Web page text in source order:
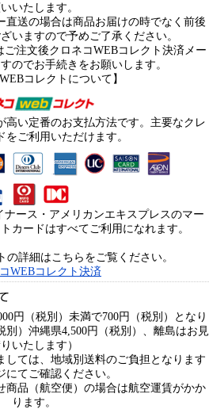
いたします。
送の場合は商品お届けの時でなく前後
いますので予めご了承ください。
注文後クロネコWEBコレクト決済メー
のでお手続きをお願いします。
コレクトについて】
高い定番のお支払方法です。主要なクレ
をご利用いただけます。
ナース・アメリカンエキスプレスのマー
カードはすべてご利用になれます。
の詳細はこちらをご覧ください。
WEBコレクト決済
円（税別）未満で700円（税別）となり
別）沖縄県4,500円（税別）、離島はお見
いたします）
しては、地域別送料のご負担となります
にてご確認ください。
商品（航空便）の場合は航空運賃がかか
ります。